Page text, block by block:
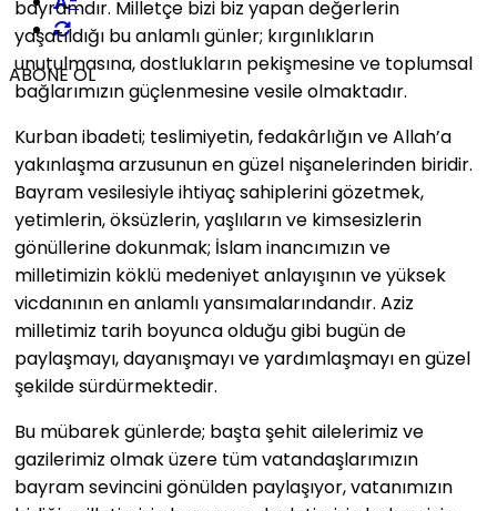
ABONE OL
bayramdır. Milletçe bizi biz yapan değerlerin
yaşatıldığı bu anlamlı günler; kırgınlıkların
unutulmasına, dostlukların pekişmesine ve toplumsal
bağlarımızın güçlenmesine vesile olmaktadır.
Kurban ibadeti; teslimiyetin, fedakârlığın ve Allah’a
yakınlaşma arzusunun en güzel nişanelerinden biridir.
Bayram vesilesiyle ihtiyaç sahiplerini gözetmek,
yetimlerin, öksüzlerin, yaşlıların ve kimsesizlerin
gönüllerine dokunmak; İslam inancımızın ve
milletimizin köklü medeniyet anlayışının ve yüksek
vicdanının en anlamlı yansımalarındandır. Aziz
milletimiz tarih boyunca olduğu gibi bugün de
paylaşmayı, dayanışmayı ve yardımlaşmayı en güzel
şekilde sürdürmektedir.
Bu mübarek günlerde; başta şehit ailelerimiz ve
gazilerimiz olmak üzere tüm vatandaşlarımızın
bayram sevincini gönülden paylaşıyor, vatanımızın